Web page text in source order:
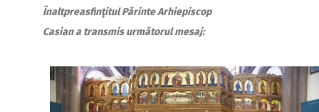
Înaltpreasfinţitul Părinte Arhiepiscop
Casian a transmis următorul mesaj: